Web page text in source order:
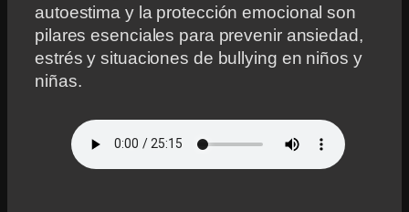
autoestima y la protección emocional son
pilares esenciales para prevenir ansiedad,
estrés y situaciones de bullying en niños y
niñas.